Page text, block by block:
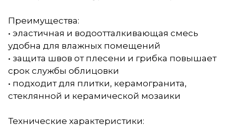
Преимущества:
• эластичная и водоотталкивающая смесь
удобна для влажных помещений
• защита швов от плесени и грибка повышает
срок службы облицовки
• подходит для плитки, керамогранита,
стеклянной и керамической мозаики
Технические характеристики: